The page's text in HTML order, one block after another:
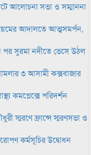
আলোচনা সভা ও সম্মাননা
আদালতে আত্মসমর্পন,
পর সুরমা নদীতে ভেসে উঠল
৩ আসামী কক্সবাজার
কমপ্লেক্সে পরিদর্শন
স্মরণে ফ্রান্সে স্মরণসভা ও
কর্মসূচির উদ্বোধন